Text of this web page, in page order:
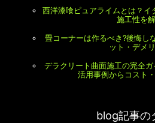
西洋漆喰ピュアライムとは？イ
施工性を
畳コーナーは作るべき?後悔し
ット・デメ
デラクリート曲面施工の完全
活用事例からコスト
blog記事の